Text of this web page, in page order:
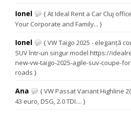
Ionel
{ At Ideal Rent a Car Cluj
Your Corporate and Family... }
Ionel
{ VW Taigo 2025 - eleganță
SUV într-un singur model https://
new-vw-taigo-2025-agile-suv-coupe-
roads }
Ana
{ VW Passat Variant Highline
43 euro, DSG, 2.0 TDI.... }